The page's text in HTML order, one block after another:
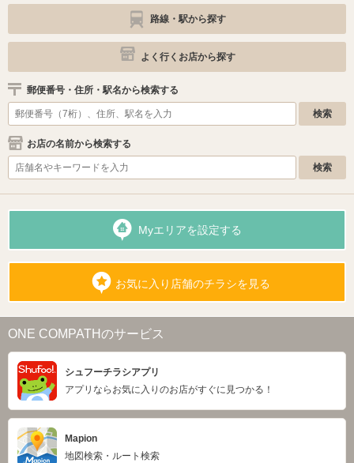
路線・駅から探す
よく行くお店から探す
郵便番号・住所・駅名から検索する
お店の名前から検索する
Myエリアを設定する
お気に入り店舗のチラシを見る
ONE COMPATHのサービス
シュフーチラシアプリ
アプリならお気に入りのお店がすぐに見つかる！
Mapion
地図検索・ルート検索